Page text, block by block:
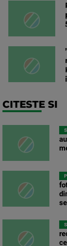
CITESTE SI